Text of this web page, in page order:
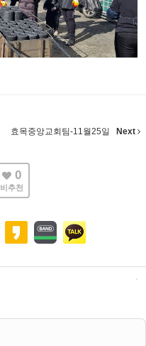
효목중앙교회팀-11월25일 Next
0
비추천